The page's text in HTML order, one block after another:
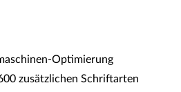
Optimierung
zusätzlichen Schriftarten